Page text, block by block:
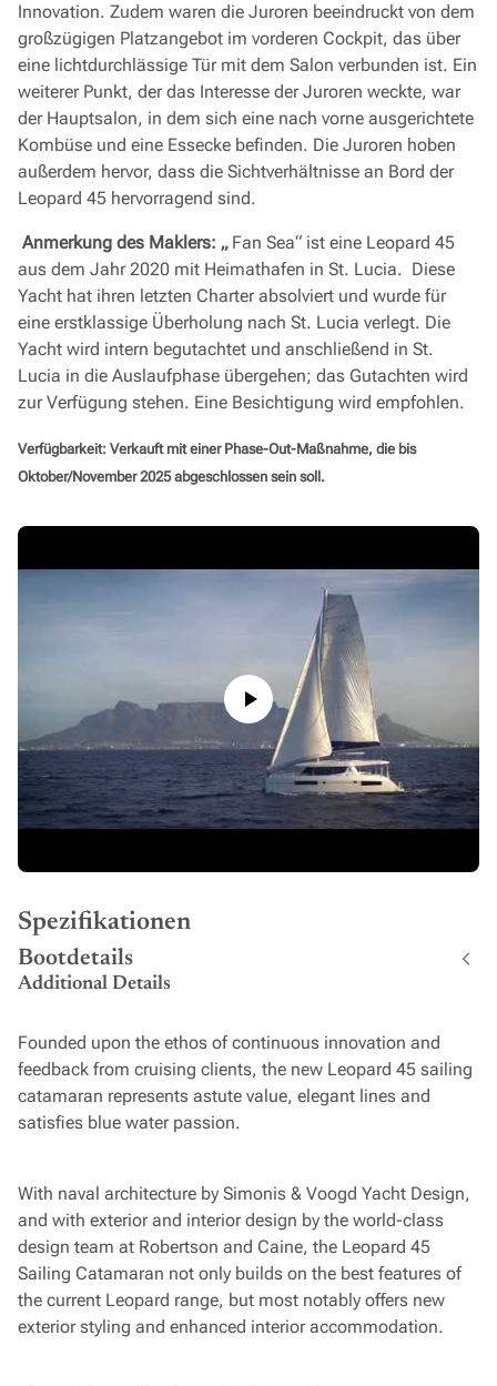
Innovation. Zudem waren die Juroren beeindruckt von dem
großzügigen Platzangebot im vorderen Cockpit, das über
eine lichtdurchlässige Tür mit dem Salon verbunden ist. Ein
weiterer Punkt, der das Interesse der Juroren weckte, war
der Hauptsalon, in dem sich eine nach vorne ausgerichtete
Kombüse und eine Essecke befinden. Die Juroren hoben
außerdem hervor, dass die Sichtverhältnisse an Bord der
Leopard 45 hervorragend sind.
Anmerkung des Maklers: „Fan Sea“ ist eine Leopard 45
aus dem Jahr 2020 mit Heimathafen in St. Lucia. Diese
Yacht hat ihren letzten Charter absolviert und wurde für
eine erstklassige Überholung nach St. Lucia verlegt. Die
Yacht wird intern begutachtet und anschließend in St.
Lucia in die Auslaufphase übergehen; das Gutachten wird
zur Verfügung stehen. Eine Besichtigung wird empfohlen.
Verfügbarkeit: Verkauft mit einer Phase-Out-Maßnahme, die bis
Oktober/November 2025 abgeschlossen sein soll.
Spezifikationen
Bootdetails
Additional Details
Founded upon the ethos of continuous innovation and
feedback from cruising clients, the new Leopard 45 sailing
catamaran represents astute value, elegant lines and
satisfies blue water passion.
With naval architecture by Simonis & Voogd Yacht Design,
and with exterior and interior design by the world-class
design team at Robertson and Caine, the Leopard 45
Sailing Catamaran not only builds on the best features of
the current Leopard range, but most notably offers new
exterior styling and enhanced interior accommodation.